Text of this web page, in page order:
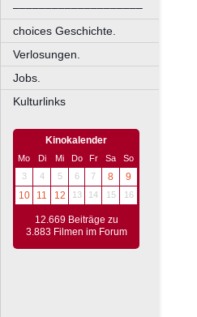
––––––––––––––––––––
choices Geschichte.
Verlosungen.
Jobs.
Kulturlinks
Kinokalender
Mo Di Mi Do Fr Sa
So
3
4 5 6 7 8
9
10
11 12 13 14 15 16
12.669 Beiträge zu
3.883 Filmen im Forum